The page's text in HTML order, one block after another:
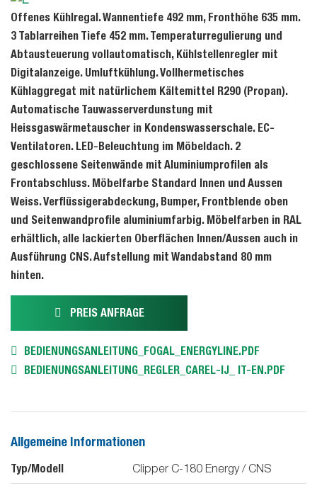
Offenes Kühlregal. Wannentiefe 492 mm, Fronthöhe 635 mm.
3 Tablarreihen Tiefe 452 mm. Temperaturregulierung und
Abtausteuerung vollautomatisch, Kühlstellenregler mit
Digitalanzeige. Umluftkühlung. Vollhermetisches
Kühlaggregat mit natürlichem Kältemittel R290 (Propan).
Automatische Tauwasserverdunstung mit
Heissgaswärmetauscher in Kondenswasserschale. EC-
Ventilatoren. LED-Beleuchtung im Möbeldach. 2
geschlossene Seitenwände mit Aluminiumprofilen als
Frontabschluss. Möbelfarbe Standard Innen und Aussen
Weiss. Verflüssigerabdeckung, Bumper, Frontblende oben
und Seitenwandprofile aluminiumfarbig. Möbelfarben in RAL
erhältlich, alle lackierten Oberflächen Innen/Aussen auch in
Ausführung CNS. Aufstellung mit Wandabstand 80 mm
hinten.
PREIS ANFRAGE
BEDIENUNGSANLEITUNG_FOGAL_ENERGYLINE.PDF
BEDIENUNGSANLEITUNG_REGLER_CAREL-IJ_ IT-EN.PDF
Allgemeine Informationen
Typ/Modell Clipper C-180 Energy / CNS